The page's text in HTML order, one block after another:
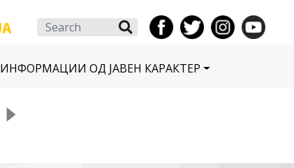
Search
ИНФОРМАЦИИ ОД ЈАВЕН КАРАКТЕР